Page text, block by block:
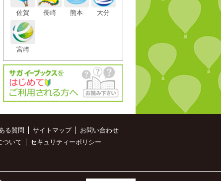
佐賀 長崎 熊本 大分
宮崎
る質問 サイトマップ
お問い合わせ
ついて
セキュリティーポリシー